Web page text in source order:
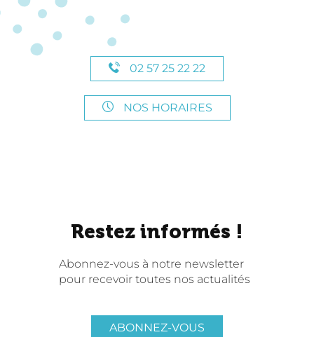
02 57 25 22 22
NOS HORAIRES
Restez informés !
Abonnez-vous à notre newsletter
pour recevoir toutes nos actualités
ABONNEZ-VOUS